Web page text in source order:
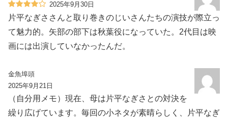
2025年9月30日
片平なぎささんと取り巻きのじいさんたちの演技が際立っ
て魅力的。矢部の部下は秋葉役になっていた。2代目は映
画には出演していなかったんだ。
金魚埠頭
2025年9月21日
（自分用メモ）現在、母は片平なぎさとの対決を
繰り広げています。毎回の小ネタが素晴らしく、片平なぎ